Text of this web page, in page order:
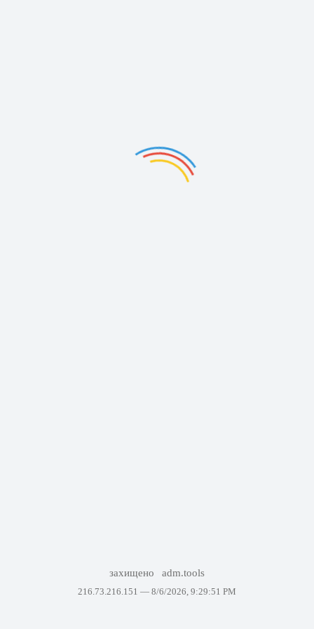
захищено adm.tools
216.73.216.151 — 8/6/2026, 9:29:51 PM